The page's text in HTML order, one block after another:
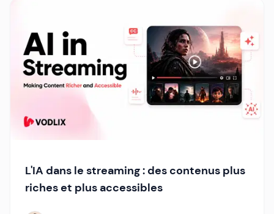
L'IA dans le streaming : des contenus plus
riches et plus accessibles